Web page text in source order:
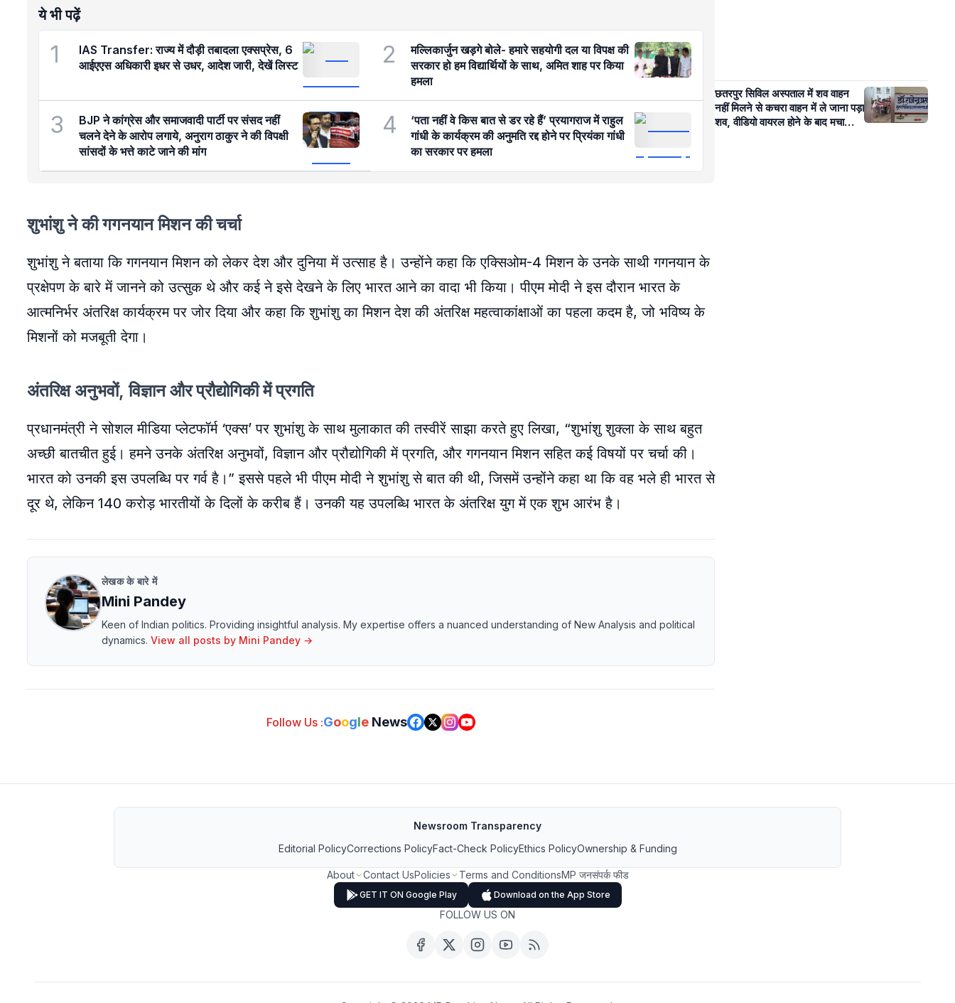
ये भी पढ़ें
1
IAS Transfer: राज्य में दौड़ी तबादला एक्सप्रेस, 6
आईएएस अधिकारी इधर से उधर, आदेश जारी, देखें लिस्ट
2
मल्लिकार्जुन खड़गे बोले- हमारे सहयोगी दल या विपक्ष की
सरकार हो हम विद्यार्थियों के साथ, अमित शाह पर किया
हमला
3
BJP ने कांग्रेस और समाजवादी पार्टी पर संसद नहीं
चलने देने के आरोप लगाये, अनुराग ठाकुर ने की विपक्षी
सांसदों के भत्ते काटे जाने की मांग
4
‘पता नहीं वे किस बात से डर रहे हैं’ प्रयागराज में राहुल
गांधी के कार्यक्रम की अनुमति रद्द होने पर प्रियंका गांधी
का सरकार पर हमला
शुभांशु ने की गगनयान मिशन की चर्चा
शुभांशु ने बताया कि गगनयान मिशन को लेकर देश और दुनिया में उत्साह है। उन्होंने कहा कि एक्सिओम-4 मिशन के उनके साथी गगनयान के
प्रक्षेपण के बारे में जानने को उत्सुक थे और कई ने इसे देखने के लिए भारत आने का वादा भी किया। पीएम मोदी ने इस दौरान भारत के
आत्मनिर्भर अंतरिक्ष कार्यक्रम पर जोर दिया और कहा कि शुभांशु का मिशन देश की अंतरिक्ष महत्वाकांक्षाओं का पहला कदम है, जो भविष्य के
मिशनों को मजबूती देगा।
अंतरिक्ष अनुभवों, विज्ञान और प्रौद्योगिकी में प्रगति
प्रधानमंत्री ने सोशल मीडिया प्लेटफॉर्म ‘एक्स’ पर शुभांशु के साथ मुलाकात की तस्वीरें साझा करते हुए लिखा, “शुभांशु शुक्ला के साथ बहुत
अच्छी बातचीत हुई। हमने उनके अंतरिक्ष अनुभवों, विज्ञान और प्रौद्योगिकी में प्रगति, और गगनयान मिशन सहित कई विषयों पर चर्चा की।
भारत को उनकी इस उपलब्धि पर गर्व है।” इससे पहले भी पीएम मोदी ने शुभांशु से बात की थी, जिसमें उन्होंने कहा था कि वह भले ही भारत से
दूर थे, लेकिन 140 करोड़ भारतीयों के दिलों के करीब हैं। उनकी यह उपलब्धि भारत के अंतरिक्ष युग में एक शुभ आरंभ है।
लेखक के बारे में
Mini Pandey
Keen of Indian politics. Providing insightful analysis. My expertise offers a nuanced understanding of New Analysis and political
dynamics. View all posts by Mini Pandey →
Follow Us :Google News
छतरपुर सिविल अस्पताल में शव वाहन
नहीं मिलने से कचरा वाहन में ले जाना पड़ा
शव, वीडियो वायरल होने के बाद मचा
Newsroom Transparency
Editorial PolicyCorrections PolicyFact-Check PolicyEthics PolicyOwnership & Funding
About Contact UsPolicies Terms and ConditionsMP जनसंपर्क फीड
GET IT ON Google Play Download on the App Store
FOLLOW US ON